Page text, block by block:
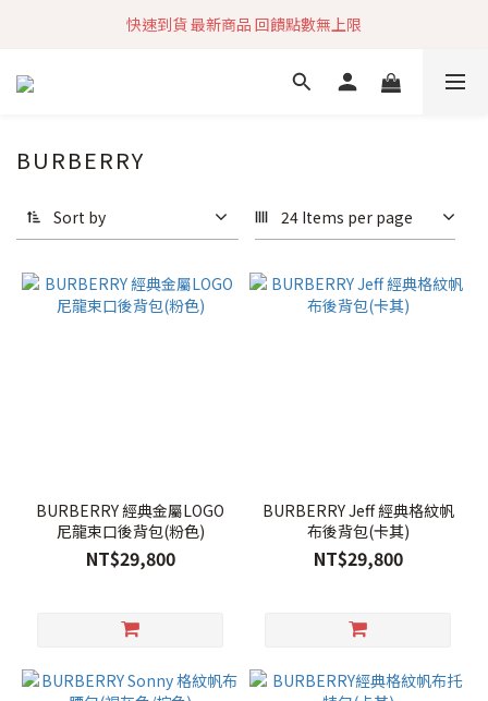
加入社群 獲取最新商品資訊
快速到貨 最新商品 回饋點數無上限
加入社群 獲取最新商品資訊
BURBERRY
Sort by 24 Items per page
BURBERRY 經典金屬LOGO
尼龍束口後背包(粉色)
NT$29,800
BURBERRY Jeff 經典格紋帆
布後背包(卡其)
NT$29,800